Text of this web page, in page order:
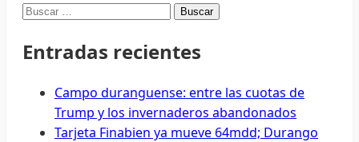
Buscar:
Entradas recientes
Campo duranguense: entre las cuotas de
Trump y los invernaderos abandonados
Tarjeta Finabien ya mueve 64mdd; Durango